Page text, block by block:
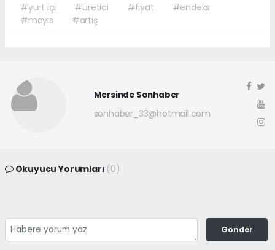
#yurt içi #üretici #fiyat
#endeks
#mayıs
#artış
Mersinde Sonhaber
sonhaber_33@hotmail.com
Okuyucu Yorumları (0)
Gönder